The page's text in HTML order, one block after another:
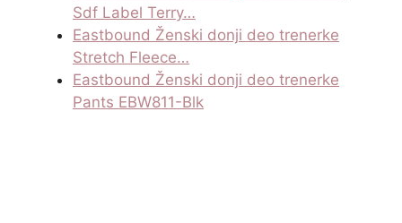
Sdf Label Terry…
Eastbound Ženski donji deo trenerke
Stretch Fleece…
Eastbound Ženski donji deo trenerke
Pants EBW811-Blk